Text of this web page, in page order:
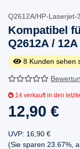
Q2612A/HP-Laserjet-
Kompatibel
Q2612A /
8 Kunden sehen
14 verkauft in den
12,90 €
UVP: 16,90 €
(Sie sparen 23.67% ,